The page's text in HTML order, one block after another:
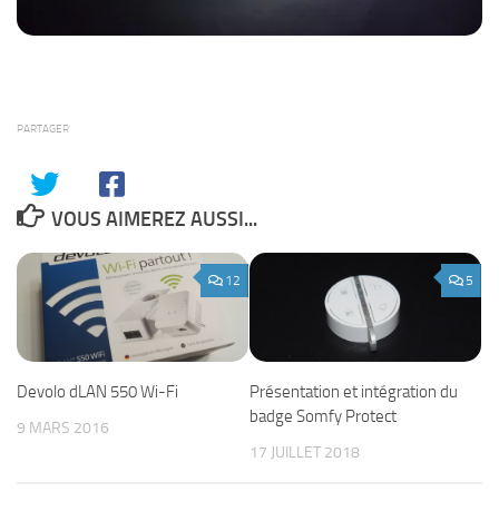
PARTAGER
VOUS AIMEREZ AUSSI...
12
Devolo dLAN 550 Wi-Fi
9 MARS 2016
5
Présentation et intégration du
badge Somfy Protect
17 JUILLET 2018